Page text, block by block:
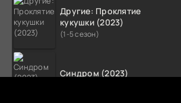
Другие: Проклятие
кукушки (2023)
(1-5 сезон)
Синдром (2023)